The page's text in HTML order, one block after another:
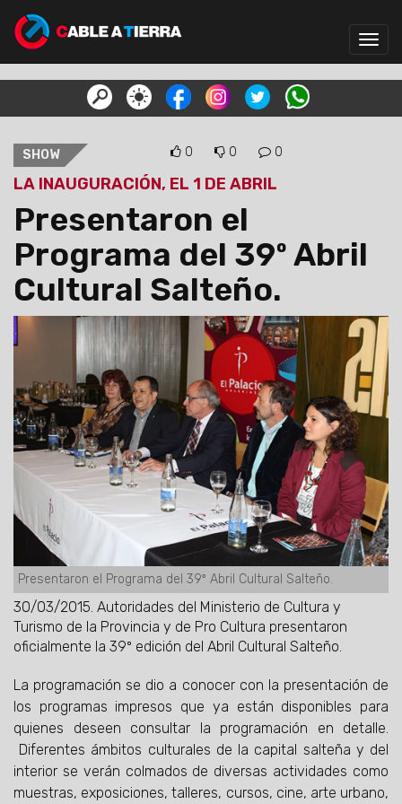
SHOW 0 0 0
LA INAUGURACIÓN, EL 1 DE ABRIL
Presentaron el
Programa del 39º Abril
Cultural Salteño.
Presentaron el Programa del 39º Abril Cultural Salteño.
30/03/2015. Autoridades del Ministerio de Cultura y
Turismo de la Provincia y de Pro Cultura presentaron
oficialmente la 39º edición del Abril Cultural Salteño.
La programación se dio a conocer con la presentación de
los programas impresos que ya están disponibles para
quienes deseen consultar la programación en detalle.
Diferentes ámbitos culturales de la capital salteña y del
interior se verán colmados de diversas actividades como
muestras, exposiciones, talleres, cursos, cine, arte urbano,